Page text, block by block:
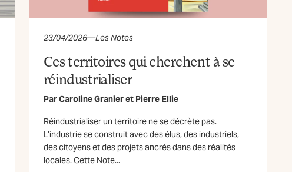
23/04/2026—Les Notes
Ces territoires qui cherchent à se
réindustrialiser
ParCaroline Granieret Pierre Ellie
Réindustrialiser un territoire ne se décrète pas.
L’industrie se construit avec des élus, des industriels,
des citoyens et des projets ancrés dans des réalités
locales. Cette Note...